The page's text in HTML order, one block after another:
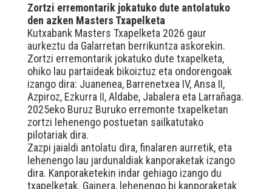
Zortzi erremontarik jokatuko dute antolatuko
den azken Masters Txapelketa
Kutxabank Masters Txapelketa 2026 gaur
aurkeztu da Galarretan berrikuntza askorekin.
Zortzi erremontarik jokatuko dute txapelketa,
ohiko lau partaideak bikoiztuz eta ondorengoak
izango dira: Juanenea, Barrenetxea IV, Ansa II,
Azpiroz, Ezkurra II, Aldabe, Jabalera eta Larrañaga.
2025eko Buruz Buruko erremonte txapelketan
zortzi lehenengo postuetan sailkatutako
pilotariak dira.
Zazpi jaialdi antolatu dira, finalaren aurretik, eta
lehenengo lau jardunaldiak kanporaketak izango
dira. Kanporaketekin indar gehiago izango du
txapelketak. Gainera, lehenengo bi kanporaketak